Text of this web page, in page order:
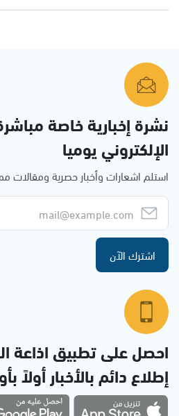
نشرة إخبارية خاصة
الإلكتروني يوميا
استلم اشعارات وأخبار حصرية
اشترك الآن
احصل على تطبيق
إطلاع دائم بالأخبار أولاً